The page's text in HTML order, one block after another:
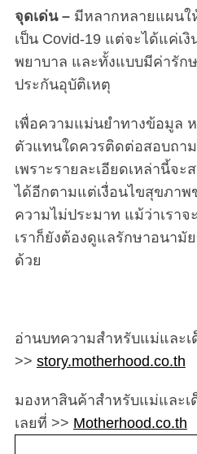
จุดเด่น –มีหลากหลายแผนใ
เป็น Covid-19 แต่จะได้แค่เ
พยาบาล และทั้งแบบมีค่ารัก
ประกันอุบัติเหตุ
เพื่อความแม่นยำทางข้อมูล
ตัวแทนใดควรติดต่อสอบถาม
เพราะรายละเอียดเหล่านี้จ
ได้อีกตามแต่เงื่อนไขสุขภา
ความไม่ประมาท แม้ว่าเรา
เราก็ยังต้องดูแลรักษาอนามั
ด้วย
อ่านบทความสำหรับแม่และ
>> story.motherhood.co.th
มองหาสินค้าสำหรับแม่และเ
เลยที่ >> Motherhood.co.th